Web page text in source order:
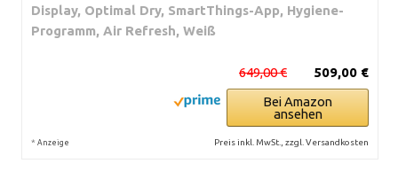
Display, Optimal Dry, SmartThings-App, Hygiene-
Programm, Air Refresh, Weiß
509,00 €
649,00 €
Bei Amazon
ansehen
* Anzeige Preis inkl. MwSt., zzgl. Versandkosten